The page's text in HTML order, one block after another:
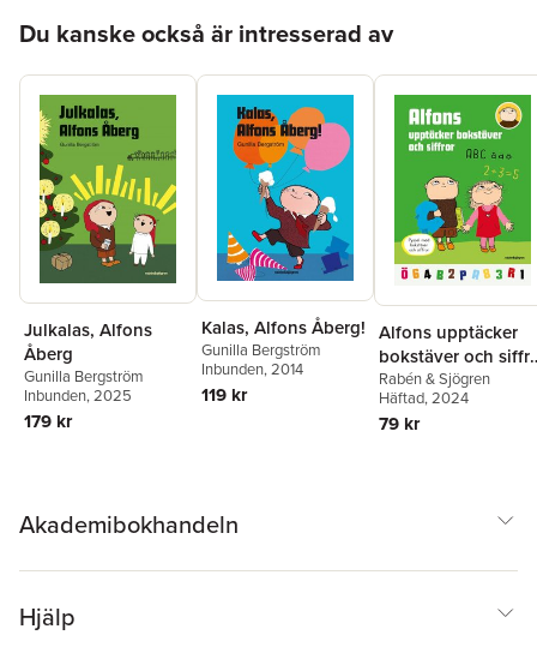
Du kanske också är intresserad av
Julkalas, Alfons
Åberg
Gunilla Bergström
Inbunden, 2025
179 kr
Kalas, Alfons Åberg!
Gunilla Bergström
Inbunden, 2014
119 kr
Alfons upptäcker
bokstäver och
: pysselbok
Rabén & Sjögren
Häftad, 2024
79 kr
Akademibokhandeln
Hjälp